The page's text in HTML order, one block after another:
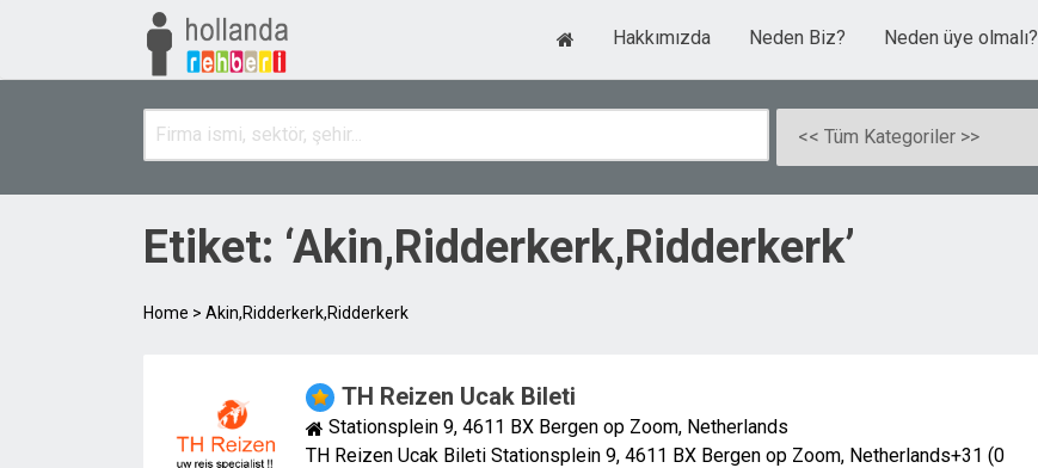
Hakkımızda Neden Biz? Neden üye olmalı?
Etiket: ‘Akin,Ridderkerk,Ridderkerk’
Home > Akin,Ridderkerk,Ridderkerk
TH Reizen Ucak Bileti
Stationsplein 9, 4611 BX Bergen op Zoom, Netherlands
TH Reizen Ucak Bileti Stationsplein 9, 4611 BX Bergen op Zoom, Netherlands+31 (0